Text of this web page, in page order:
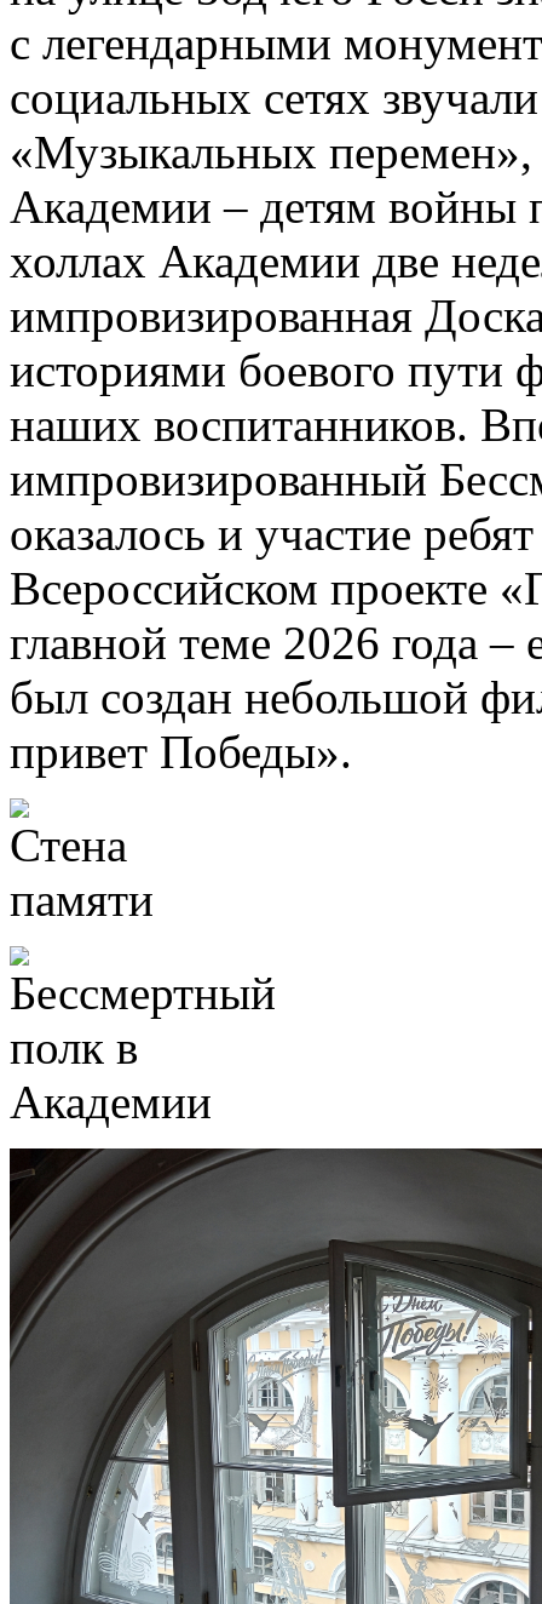
c легендарными
социальных сетях
«Музыкальных
Академии – детям войны
холлах Академии две
импровизированная
историями боевого пути
наших воспитанников.
импровизированный
оказалось и участие
Всероссийском проекте
главной теме 2026 года
был создан небольшой
привет Победы».